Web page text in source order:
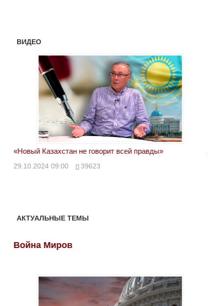
ВИДЕО
«Новый Казахстан не говорит всей правды»
29.10.2024 09:00 39623
АКТУАЛЬНЫЕ ТЕМЫ
Война Миров